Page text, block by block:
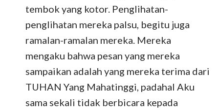
tembok yang kotor. Penglihatan-
penglihatan mereka palsu, begitu juga
ramalan-ramalan mereka. Mereka
mengaku bahwa pesan yang mereka
sampaikan adalah yang mereka terima dari
TUHAN Yang Mahatinggi, padahal Aku
sama sekali tidak berbicara kepada